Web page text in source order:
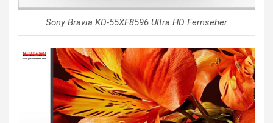
Sony Bravia KD-55XF8596 Ultra HD Fernseher